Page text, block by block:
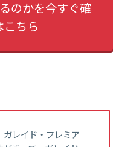
のかを今すぐ確
こちら
レイド・プレミア